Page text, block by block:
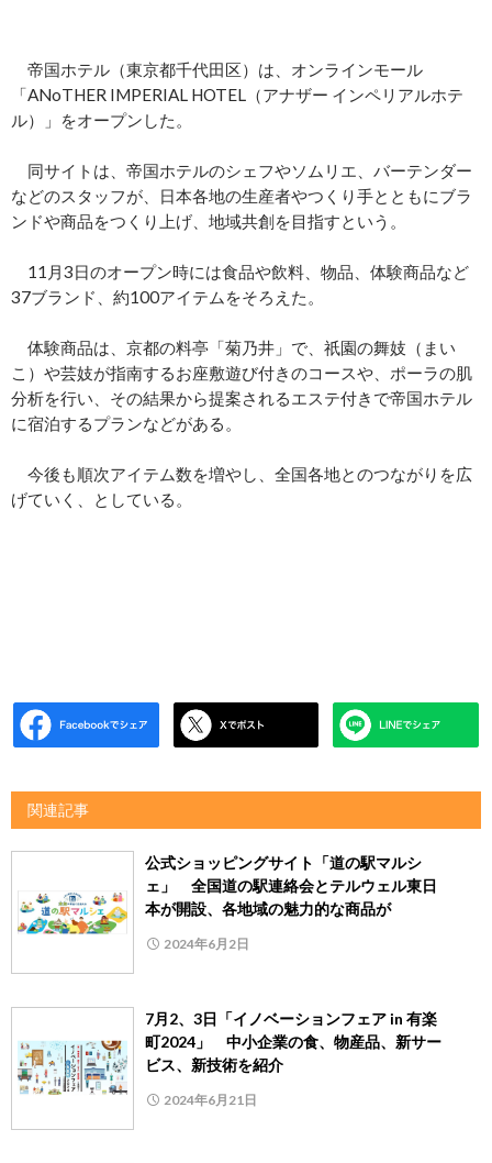
帝国ホテル（東京都千代田区）は、オンラインモール
「ANoTHER IMPERIAL HOTEL（アナザー インペリアルホテ
ル）」をオープンした。
同サイトは、帝国ホテルのシェフやソムリエ、バーテンダー
などのスタッフが、日本各地の生産者やつくり手とともにブラ
ンドや商品をつくり上げ、地域共創を目指すという。
11月3日のオープン時には食品や飲料、物品、体験商品など
37ブランド、約100アイテムをそろえた。
体験商品は、京都の料亭「菊乃井」で、祇園の舞妓（まい
こ）や芸妓が指南するお座敷遊び付きのコースや、ポーラの肌
分析を行い、その結果から提案されるエステ付きで帝国ホテル
に宿泊するプランなどがある。
今後も順次アイテム数を増やし、全国各地とのつながりを広
げていく、としている。
関連記事
公式ショッピングサイト「道の駅マルシ
ェ」 全国道の駅連絡会とテルウェル東日
本が開設、各地域の魅力的な商品が
2024年6月2日
7月2、3日「イノベーションフェア in 有楽
町2024」 中小企業の食、物産品、新サー
ビス、新技術を紹介
2024年6月21日